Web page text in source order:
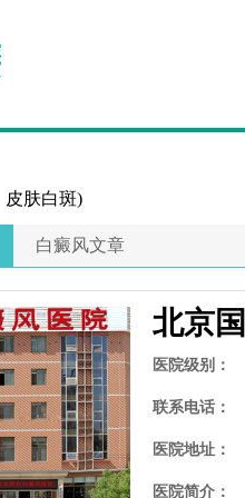
皮肤白斑)
白癜风文章
北京
医院级别：
联系电话：
医院地址：
医院简介：